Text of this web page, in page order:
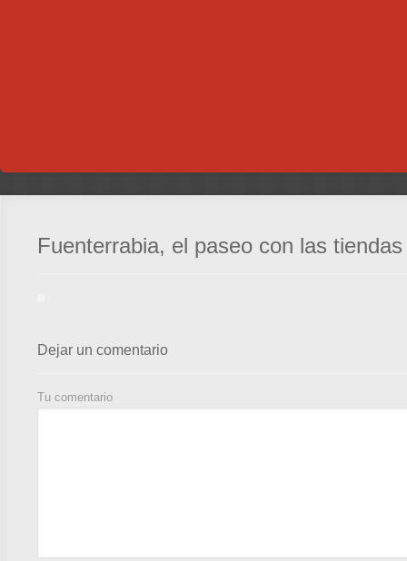
Fuenterrabia, el paseo con las tiendas
Dejar un comentario
Tu comentario